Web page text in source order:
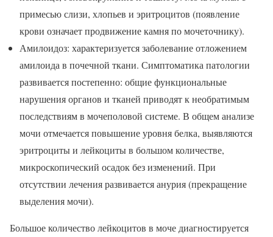
примесью слизи, хлопьев и эритроцитов (появление
крови означает продвижение камня по мочеточнику).
Амилоидоз: характеризуется заболевание отложением
амилоида в почечной ткани. Симптоматика патологии
развивается постепенно: общие функциональные
нарушения органов и тканей приводят к необратимым
последствиям в мочеполовой системе. В общем анализе
мочи отмечается повышение уровня белка, выявляются
эритроциты и лейкоциты в большом количестве,
микроскопический осадок без изменений. При
отсутствии лечения развивается анурия (прекращение
выделения мочи).
Большое количество лейкоцитов в моче диагностируется